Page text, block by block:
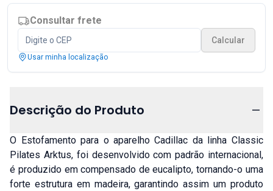
Consultar frete
Calcular
Usar minha localização
Descrição do Produto
O Estofamento para o aparelho Cadillac da linha Classic
Pilates Arktus, foi desenvolvido com padrão internacional,
é produzido em compensado de eucalipto, tornando-o uma
forte estrutura em madeira, garantindo assim um produto